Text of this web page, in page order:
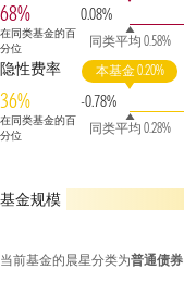
68%
在同类基金的百
分位
0.08%
同类平均 0.58%
隐性费率
36%
在同类基金的百
分位
-0.78%
本基金 0.20%
同类平均 0.28%
基金规模
当前基金的晨星分类为普通债券